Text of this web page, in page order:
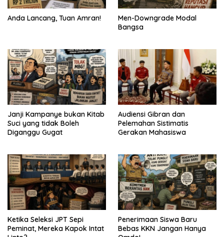
Anda Lancang, Tuan Amran!
Men-Downgrade Modal
Bangsa
Janji Kampanye bukan Kitab
Suci yang tidak Boleh
Diganggu Gugat
Audiensi Gibran dan
Pelemahan Sistimatis
Gerakan Mahasiswa
Ketika Seleksi JPT Sepi
Peminat, Mereka Kapok Intat
Penerimaan Siswa Baru
Bebas KKN Jangan Hanya